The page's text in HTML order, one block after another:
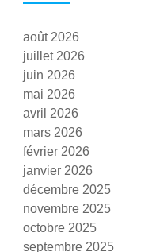
août 2026
juillet 2026
juin 2026
mai 2026
avril 2026
mars 2026
février 2026
janvier 2026
décembre 2025
novembre 2025
octobre 2025
septembre 2025